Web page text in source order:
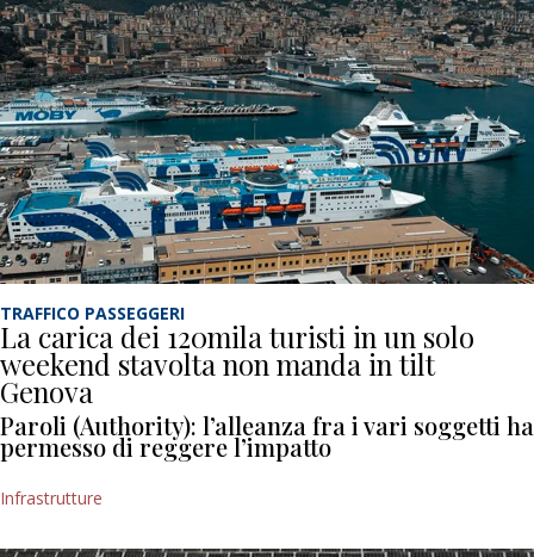
TRAFFICO PASSEGGERI
La carica dei 120mila turisti in un solo
weekend stavolta non manda in tilt
Genova
Paroli (Authority): l’alleanza fra i vari soggetti ha
permesso di reggere l’impatto
Infrastrutture